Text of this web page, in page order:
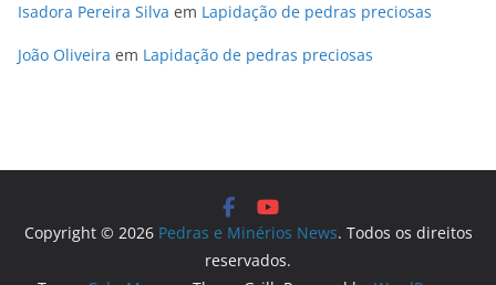
Isadora Pereira Silva em Lapidação de pedras preciosas
João Oliveira em Lapidação de pedras preciosas
Copyright © 2026 Pedras e Minérios News. Todos os direitos
reservados.